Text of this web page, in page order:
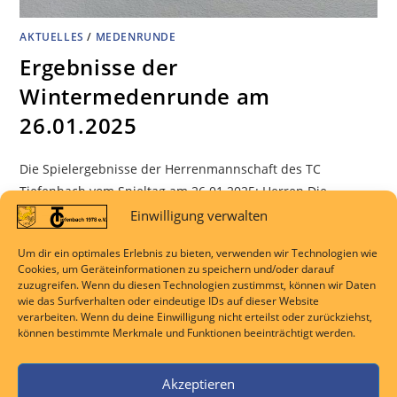
Einwilligung verwalten
Um dir ein optimales Erlebnis zu bieten, verwenden wir Technologien wie
Cookies, um Geräteinformationen zu speichern und/oder darauf
zuzugreifen. Wenn du diesen Technologien zustimmst, können wir Daten
wie das Surfverhalten oder eindeutige IDs auf dieser Website
verarbeiten. Wenn du deine Einwilligung nicht erteilst oder zurückziehst,
können bestimmte Merkmale und Funktionen beeinträchtigt werden.
Akzeptieren
AKTUELLES / MEDENRUNDE
Ergebnisse der
Wintermedenrunde am
26.01.2025
Die Spielergebnisse der Herrenmannschaft des TC
Tiefenbach vom Spieltag am 26.01.2025: Herren Die
Herrenmannschaft des TC Tiefenbach musste sich im Spiel
geschlagen geben. Im ersten Einzel traf Marc Naumann auf
einen starken Gegner und unterlag klar mit 1:6 0:6. Etwas
spannender…